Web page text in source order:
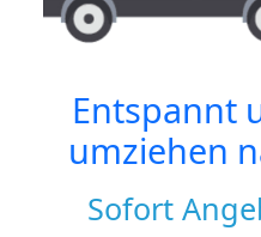
Entspannt
umziehen
Sofort